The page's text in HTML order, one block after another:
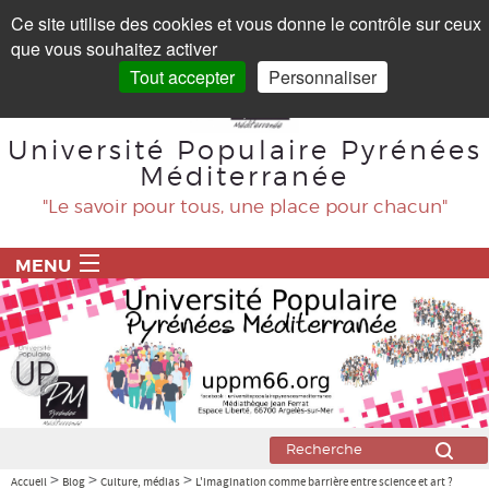
Université Populaire Pyrénées
Méditerranée
"Le savoir pour tous, une place pour chacun"
MENU
ACCUEIL
PROGRAMME
BLOG
Accueil > Blog > Culture, médias > L'imagination comme barrière entre science et art ?
Ce site utilise des cookies et vous donne le contrôle sur ceux
que vous souhaitez activer
Tout accepter
Personnaliser